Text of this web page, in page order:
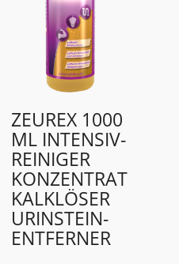
ZEUREX 1000
ML INTENSIV-
REINIGER
KONZENTRAT
KALKLÖSER
URINSTEIN­
ENTFERNER